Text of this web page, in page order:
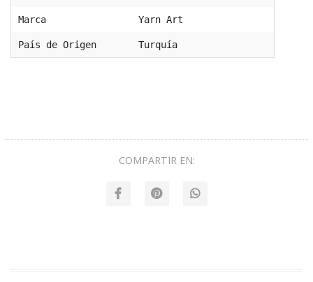
Marca Yarn Art
País de Origen Turquía
COMPARTIR EN: